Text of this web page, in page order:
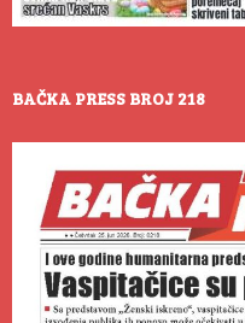
BAČKA PRESS BROJ 218